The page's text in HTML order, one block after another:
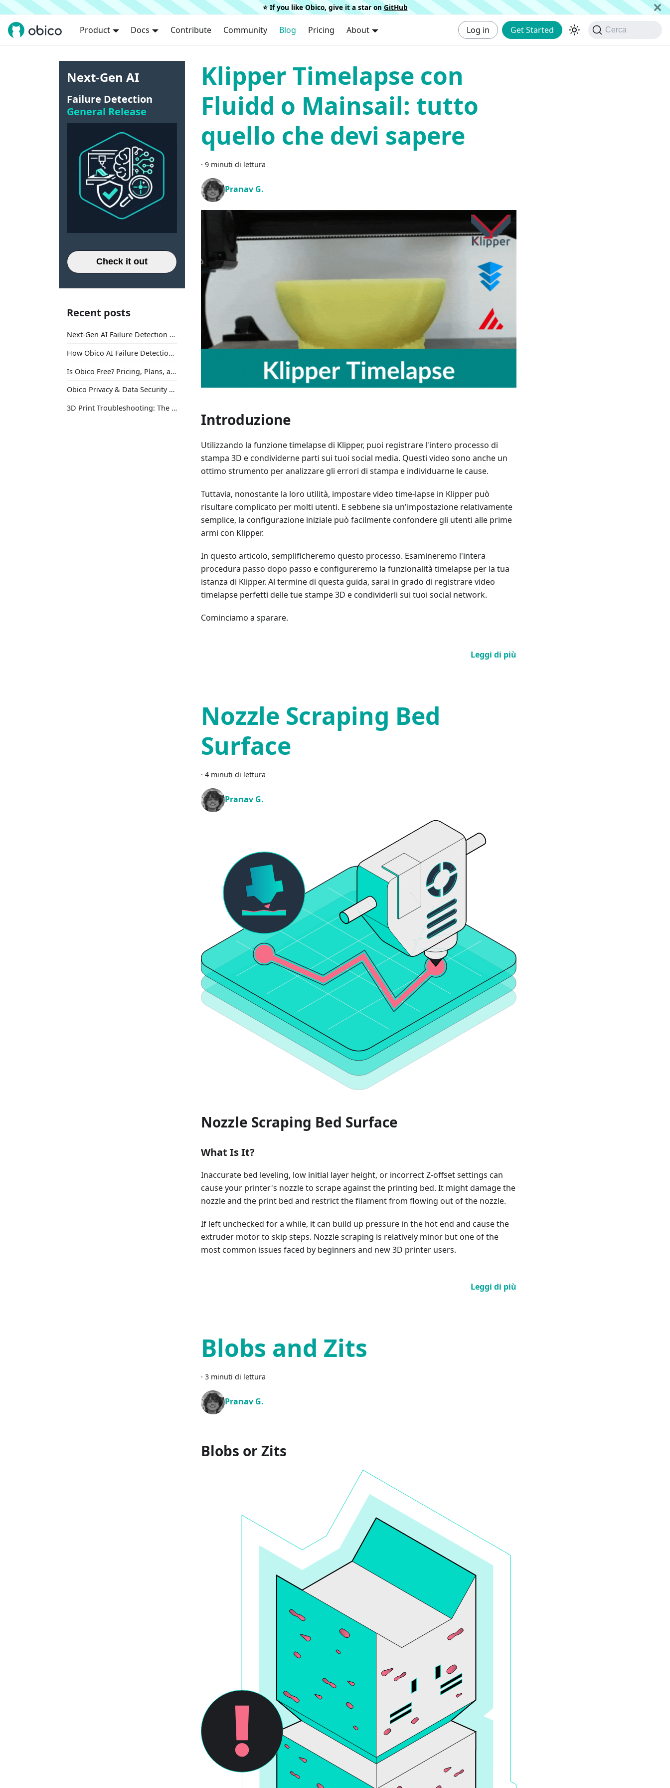
⭐️ If you like Obico, give it a star on GitHub
Product Docs Contribute Community Blog Pricing About Log in Get Started Cerca
Next-Gen AI
Failure Detection
General Release
Check it out
Recent posts
Next-Gen AI Failure Detection Is Here: General Release
How Obico AI Failure Detection Works
Is Obico Free? Pricing, Plans, and What You Actually Get
Obico Privacy & Data Security Explained
3D Print Troubleshooting: The Ultimate Guide to Fix Every Common Problem [2026]
Klipper Timelapse con
Fluidd o Mainsail: tutto
quello che devi sapere
· 9 minuti di lettura
Pranav G.
Introduzione
Utilizzando la funzione timelapse di Klipper, puoi registrare l'intero processo di
stampa 3D e condividerne parti sui tuoi social media. Questi video sono anche un
ottimo strumento per analizzare gli errori di stampa e individuarne le cause.
Tuttavia, nonostante la loro utilità, impostare video time-lapse in Klipper può
risultare complicato per molti utenti. E sebbene sia un'impostazione relativamente
semplice, la configurazione iniziale può facilmente confondere gli utenti alle prime
armi con Klipper.
In questo articolo, semplificheremo questo processo. Esamineremo l'intera
procedura passo dopo passo e configureremo la funzionalità timelapse per la tua
istanza di Klipper. Al termine di questa guida, sarai in grado di registrare video
timelapse perfetti delle tue stampe 3D e condividerli sui tuoi social network.
Cominciamo a sparare.
Leggi di più
Nozzle Scraping Bed
Surface
· 4 minuti di lettura
Pranav G.
Nozzle Scraping Bed Surface
What Is It?
Inaccurate bed leveling, low initial layer height, or incorrect Z-offset settings can
cause your printer's nozzle to scrape against the printing bed. It might damage the
nozzle and the print bed and restrict the filament from flowing out of the nozzle.
If left unchecked for a while, it can build up pressure in the hot end and cause the
extruder motor to skip steps. Nozzle scraping is relatively minor but one of the
most common issues faced by beginners and new 3D printer users.
Leggi di più
Blobs and Zits
· 3 minuti di lettura
Pranav G.
Blobs or Zits